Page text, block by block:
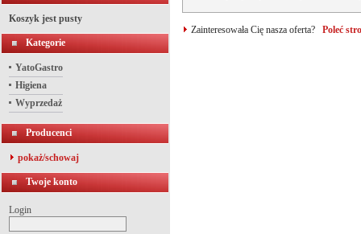
Koszyk jest pusty
Kategorie
YatoGastro
Higiena
Wyprzedaż
Producenci
pokaż/schowaj
Twoje konto
Login
Zainteresowała Cię nasza oferta? Poleć